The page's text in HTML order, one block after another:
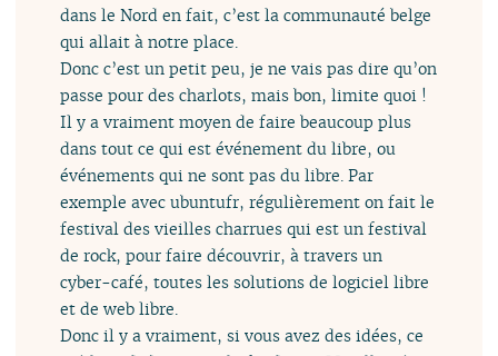
dans le Nord en fait, c’est la communauté belge
qui allait à notre place.
Donc c’est un petit peu, je ne vais pas dire qu’on
passe pour des charlots, mais bon, limite quoi !
Il y a vraiment moyen de faire beaucoup plus
dans tout ce qui est événement du libre, ou
événements qui ne sont pas du libre. Par
exemple avec ubuntufr, régulièrement on fait le
festival des vieilles charrues qui est un festival
de rock, pour faire découvrir, à travers un
cyber-café, toutes les solutions de logiciel libre
et de web libre.
Donc il y a vraiment, si vous avez des idées, ce